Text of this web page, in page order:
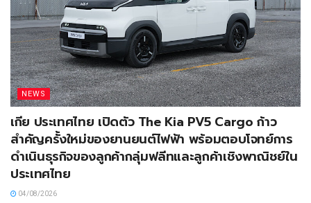
NEWS
เกีย ประเทศไทย เปิดตัว The Kia PV5 Cargo ก้าว
สำคัญครั้งใหม่ของยานยนต์ไฟฟ้า พร้อมตอบโจทย์การ
ดำเนินธุรกิจของลูกค้ากลุ่มฟลีทและลูกค้าเชิงพาณิชย์ใน
ประเทศไทย
04/08/2026